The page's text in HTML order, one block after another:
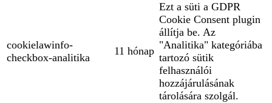
cookielawinfo-
checkbox-analitika
11 hónap
Ezt a süti a GDPR
Cookie Consent plugin
állítja be. Az
"Analitika" kategóriába
tartozó sütik
felhasználói
hozzájárulásának
tárolására szolgál.